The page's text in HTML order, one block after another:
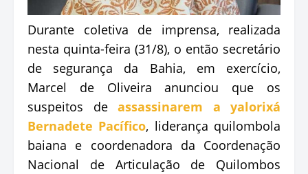
Durante coletiva de imprensa, realizada
nesta quinta-feira (31/8), o então secretário
de segurança da Bahia, em exercício,
Marcel de Oliveira anunciou que os
suspeitos de assassinarem a yalorixá
Bernadete Pacífico, liderança quilombola
baiana e coordenadora da Coordenação
Nacional de Articulação de Quilombos